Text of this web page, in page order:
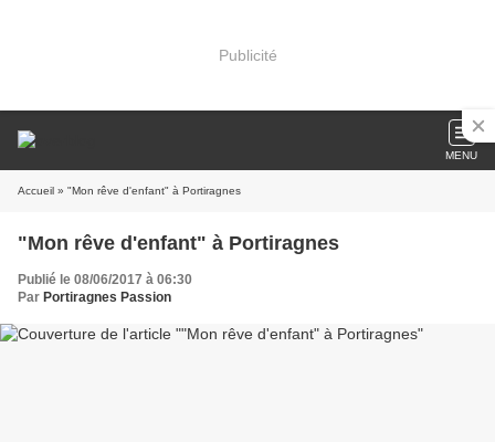
Publicité
MENU
Accueil » "Mon rêve d'enfant" à Portiragnes
"Mon rêve d'enfant" à Portiragnes
Publié le 08/06/2017 à 06:30
Par Portiragnes Passion